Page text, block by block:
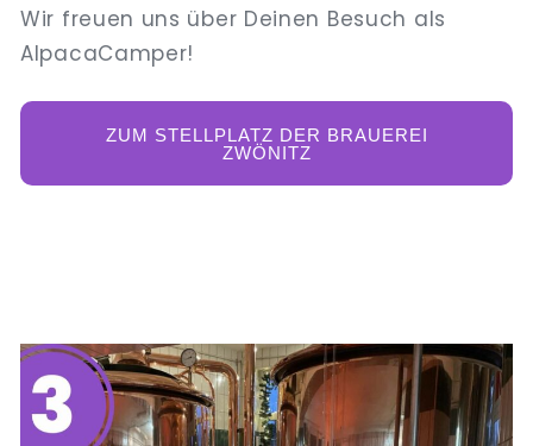
Wir freuen uns über Deinen Besuch als
AlpacaCamper!
ZUM STELLPLATZ DER BRAUEREI
ZWÖNITZ